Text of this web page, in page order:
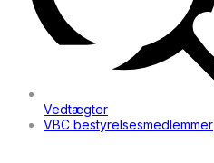
Vedtægter
VBC bestyrelsesmedlemmer